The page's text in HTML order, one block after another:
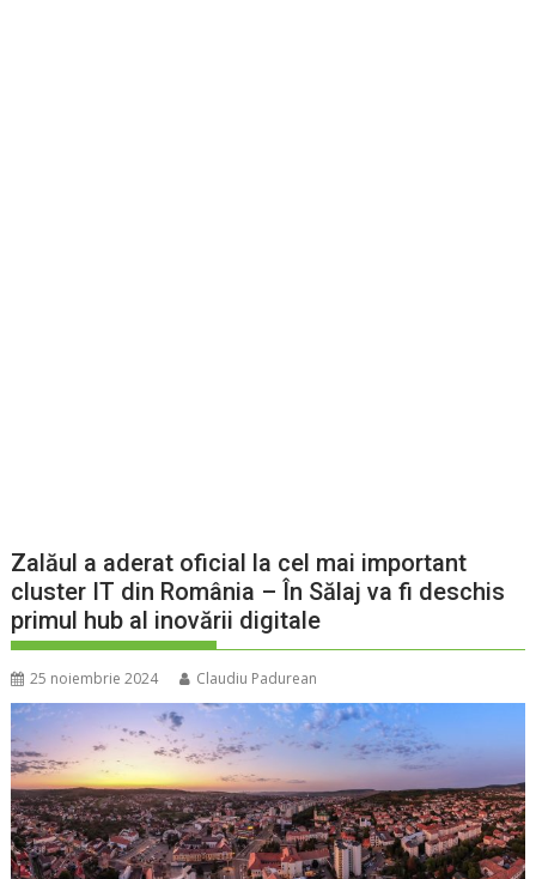
Zalăul a aderat oficial la cel mai important
cluster IT din România – În Sălaj va fi deschis
primul hub al inovării digitale
25 noiembrie 2024 Claudiu Padurean